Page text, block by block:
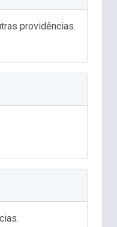
providências.